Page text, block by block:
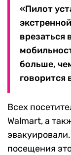
«Пилот
врезаться
больше,
говорится
Всех
Walmart, а
посещения